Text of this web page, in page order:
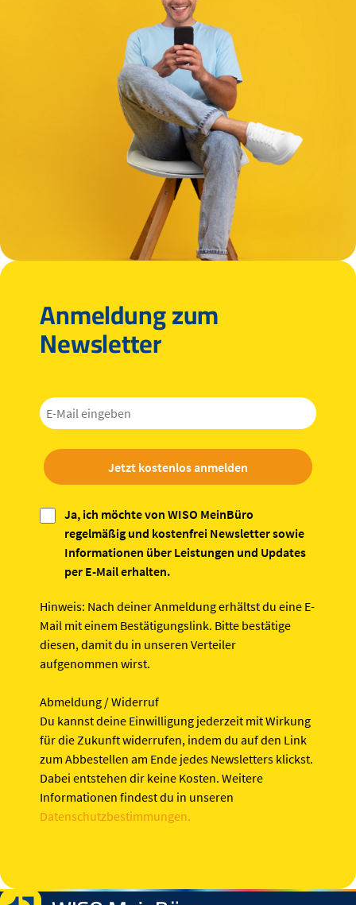
Anmeldung zum
Newsletter
Ja, ich möchte von WISO MeinBüro
regelmäßig und kostenfrei Newsletter sowie
Informationen über Leistungen und Updates
per E-Mail erhalten.
Jetzt kostenlos anmelden
Hinweis: Nach deiner Anmeldung erhältst du eine E-
Mail mit einem Bestätigungslink. Bitte bestätige
diesen, damit du in unseren Verteiler
aufgenommen wirst.
Abmeldung / Widerruf
Du kannst deine Einwilligung jederzeit mit Wirkung
für die Zukunft widerrufen, indem du auf den Link
zum Abbestellen am Ende jedes Newsletters klickst.
Dabei entstehen dir keine Kosten. Weitere
Informationen findest du in unseren
Datenschutzbestimmungen.